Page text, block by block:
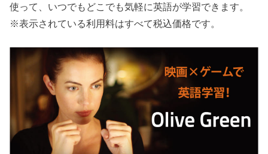
使って、いつでもどこでも気軽に英語が学習できます。
※表示されている利用料はすべて税込価格です。